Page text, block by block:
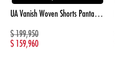
UA Vanish Woven Shorts Pantaloneta negro de hombre para entrenamiento
$199,950
$ 159,960